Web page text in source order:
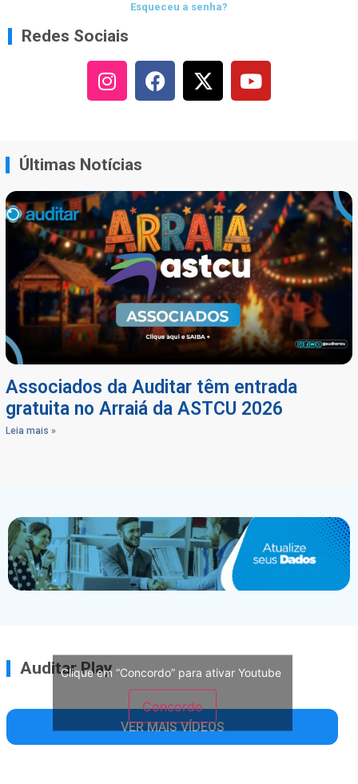
Esqueceu a senha?
Redes Sociais
Últimas Notícias
Associados da Auditar têm entrada
gratuita no Arraiá da ASTCU 2026
Leia mais »
Auditar Play
Clique em “Concordo” para ativar Youtube
Concordo
VER MAIS VÍDEOS